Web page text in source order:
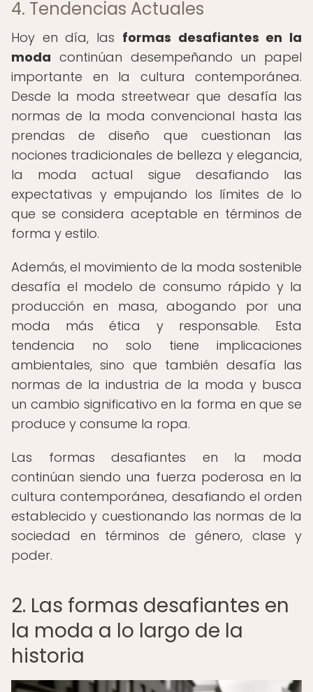
4. Tendencias Actuales
Hoy en día, las formas desafiantes en la
moda continúan desempeñando un papel
importante en la cultura contemporánea.
Desde la moda streetwear que desafía las
normas de la moda convencional hasta las
prendas de diseño que cuestionan las
nociones tradicionales de belleza y elegancia,
la moda actual sigue desafiando las
expectativas y empujando los límites de lo
que se considera aceptable en términos de
forma y estilo.
Además, el movimiento de la moda sostenible
desafía el modelo de consumo rápido y la
producción en masa, abogando por una
moda más ética y responsable. Esta
tendencia no solo tiene implicaciones
ambientales, sino que también desafía las
normas de la industria de la moda y busca
un cambio significativo en la forma en que se
produce y consume la ropa.
Las formas desafiantes en la moda
continúan siendo una fuerza poderosa en la
cultura contemporánea, desafiando el orden
establecido y cuestionando las normas de la
sociedad en términos de género, clase y
poder.
2. Las formas desafiantes en
la moda a lo largo de la
historia